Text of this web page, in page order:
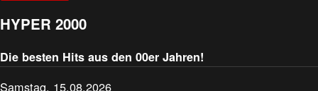
HYPER 2000
Die besten Hits aus den 00er Jahren!
Samstag, 15.08.2026